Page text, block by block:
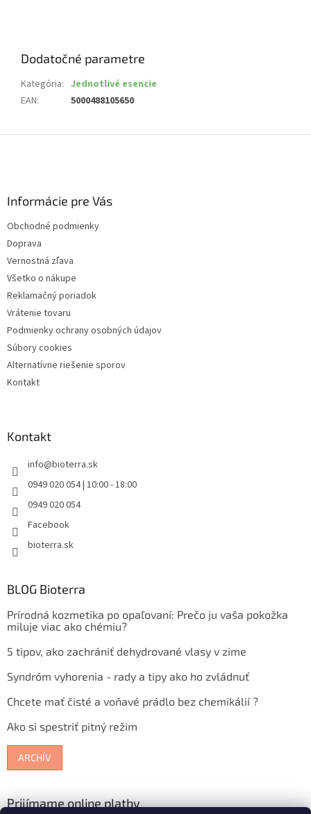
Dodatočné parametre
Kategória: Jednotlivé esencie
EAN: 5000488105650
Informácie pre Vás
Obchodné podmienky
Doprava
Vernostná zľava
Všetko o nákupe
Reklamačný poriadok
Vrátenie tovaru
Podmienky ochrany osobných údajov
Súbory cookies
Alternatívne riešenie sporov
Kontakt
Kontakt
info@bioterra.sk
0949 020 054 | 10:00 - 18:00
0949 020 054
Facebook
bioterra.sk
BLOG Bioterra
Prírodná kozmetika po opaľovaní: Prečo ju vaša pokožka
miluje viac ako chémiu?
5 tipov, ako zachrániť dehydrované vlasy v zime
Syndróm vyhorenia - rady a tipy ako ho zvládnuť
Chcete mať čisté a voňavé prádlo bez chemikálií ?
Ako si spestriť pitný režim
ARCHÍV
Prijímame online platby